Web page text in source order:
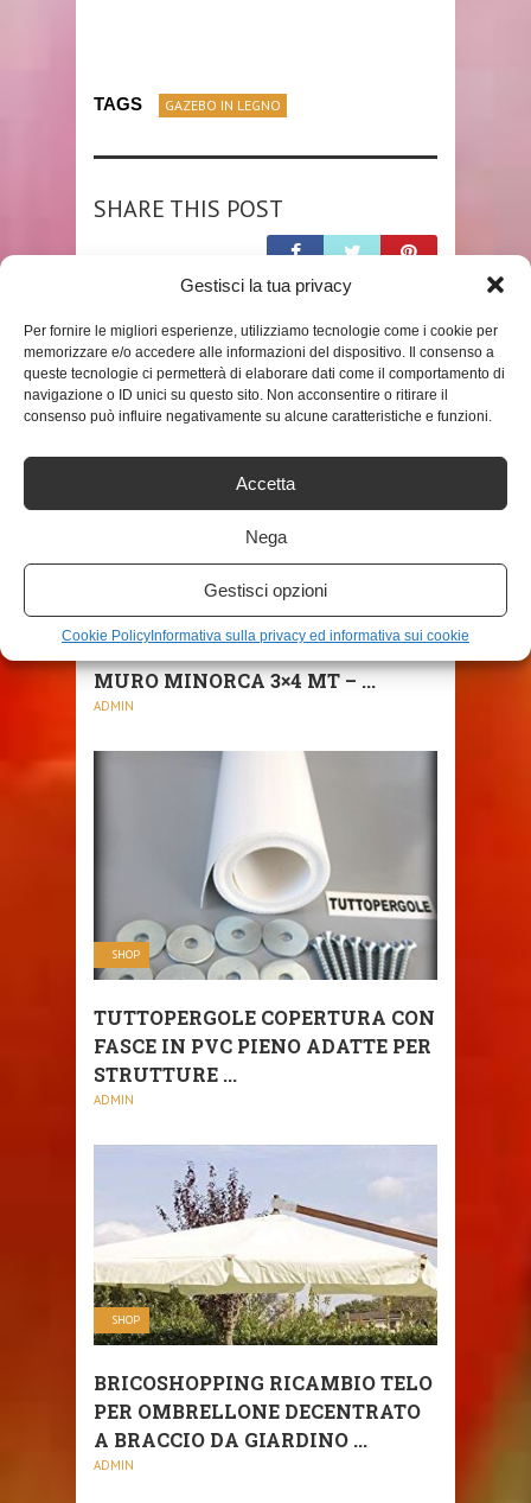
Gestisci la tua privacy
Per fornire le migliori esperienze, utilizziamo tecnologie come i cookie per
memorizzare e/o accedere alle informazioni del dispositivo. Il consenso a
queste tecnologie ci permetterà di elaborare dati come il comportamento di
navigazione o ID unici su questo sito. Non acconsentire o ritirare il
consenso può influire negativamente su alcune caratteristiche e funzioni.
Accetta
Nega
Gestisci opzioni
Cookie Policy Informativa sulla privacy ed informativa sui cookie
TAGS GAZEBO IN LEGNO
SHARE THIS POST
RELATED POSTS
MURO MINORCA 3×4 MT – ...
ADMIN
SHOP
TUTTOPERGOLE COPERTURA CON
FASCE IN PVC PIENO ADATTE PER
STRUTTURE ...
ADMIN
SHOP
BRICOSHOPPING RICAMBIO TELO
PER OMBRELLONE DECENTRATO
A BRACCIO DA GIARDINO ...
ADMIN